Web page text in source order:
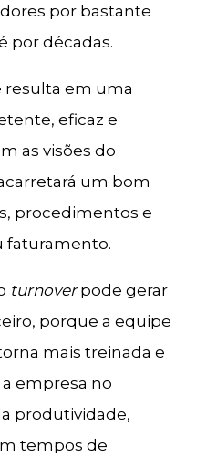
por bastante
por décadas.
resulta em uma
eficaz e
as visões do
um bom
procedimentos e
faturamento.
turnoverpode gerar
porque a equipe
mais treinada e
empresa no
produtividade,
tempos de